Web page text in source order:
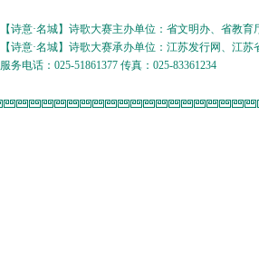
【诗意·名城】诗歌大赛主办单位：省文明办、省教
【诗意·名城】诗歌大赛承办单位：江苏发行网、江
服务电话：025-51861377 传真：025-83361234